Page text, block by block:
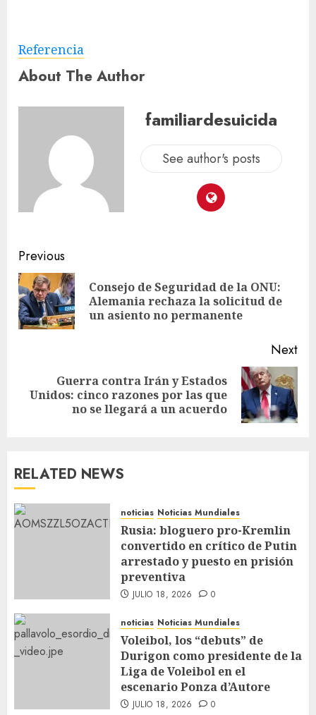
Referencia
About The Author
familiardesuicida
See author's posts
Previous
Consejo de Seguridad de la ONU:
Alemania rechaza la solicitud de
un asiento no permanente
Next
Guerra contra Irán y Estados
Unidos: cinco razones por las que
no se llegará a un acuerdo
RELATED NEWS
noticias Noticias Mundiales
Rusia: bloguero pro-Kremlin
convertido en crítico de Putin
arrestado y puesto en prisión
preventiva
JULIO 18, 2026 0
noticias Noticias Mundiales
Voleibol, los “debuts” de
Durigon como presidente de la
Liga de Voleibol en el
escenario Ponza d’Autore
JULIO 18, 2026 0